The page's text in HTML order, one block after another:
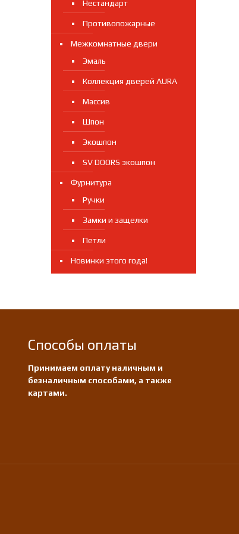
Нестандарт
Противопожарные
Межкомнатные двери
Эмаль
Коллекция дверей AURA
Массив
Шпон
Экошпон
SV DOORS экошпон
Фурнитура
Ручки
Замки и защелки
Петли
Новинки этого года!
Способы оплаты
Принимаем оплату наличным и
безналичным способами, а также
картами.